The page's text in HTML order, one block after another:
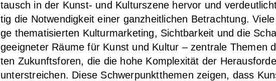
tausch in der Kunst- und Kul­tur­sze­ne her­vor und
tig die Not­wen­dig­keit einer ganz­heit­li­chen Betrach­tung.
ge the­ma­ti­sier­ten Kul­tur­mar­ke­ting, Sicht­bar­keit und die
geeig­ne­ter Räu­me für Kunst und Kul­tur – zen­tra­le The­men
ten Zukunfts­fo­ren, die die hohe Kom­ple­xi­tät der
unter­strei­chen. Die­se Schwer­punkt­the­men zei­gen, dass